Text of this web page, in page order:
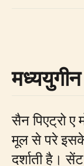
सैन पिएट्रो ए
मूल से परे
दर्शाती है।